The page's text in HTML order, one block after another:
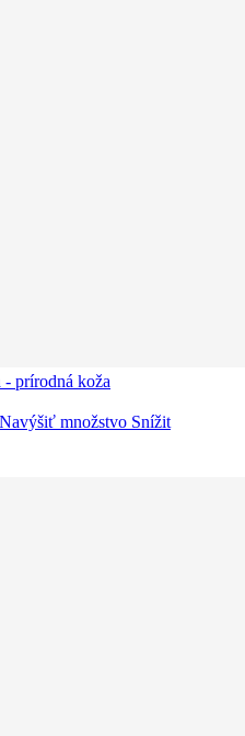
- prírodná koža
Navýšiť množstvo Snížit